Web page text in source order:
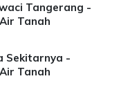
Tangerang -
Tanah
Sekitarnya -
Tanah